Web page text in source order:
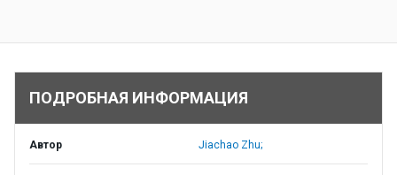
ПОДРОБНАЯ ИНФОРМАЦИЯ
Автор Jiachao Zhu;